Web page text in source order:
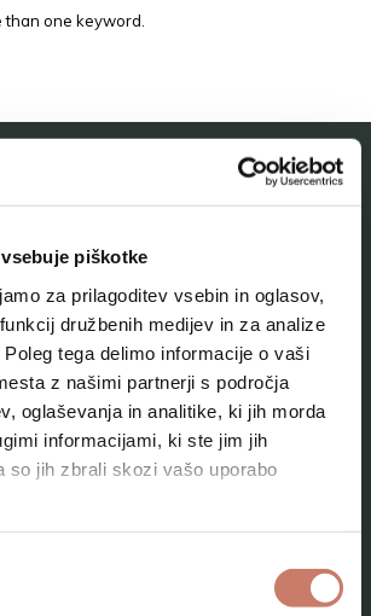
piškotke
za prilagoditev vsebin in oglasov,
družbenih medijev in za analize
tega delimo informacije o vaši
z našimi partnerji s področja
oglaševanja in analitike, ki jih morda
informacijami, ki ste jim jih
so jih zbrali skozi vašo uporabo
than one keyword.